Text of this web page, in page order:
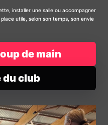
installer une salle ou accompagner
utile, selon son temps, son envie
de main
du club